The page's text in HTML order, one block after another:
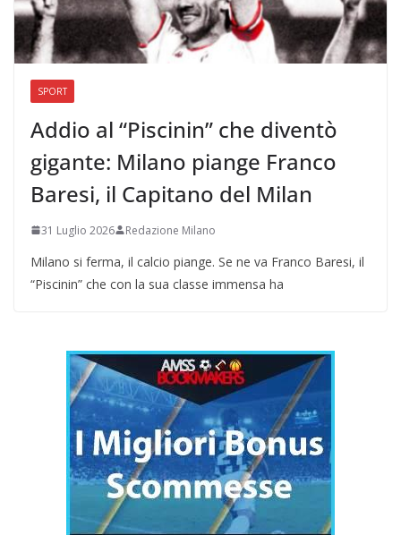
SPORT
Addio al “Piscinin” che diventò
gigante: Milano piange Franco
Baresi, il Capitano del Milan
31 Luglio 2026 Redazione Milano
Milano si ferma, il calcio piange. Se ne va Franco Baresi, il
“Piscinin” che con la sua classe immensa ha